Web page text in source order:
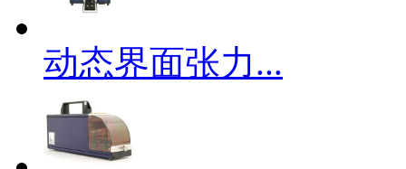
动态界面张力...